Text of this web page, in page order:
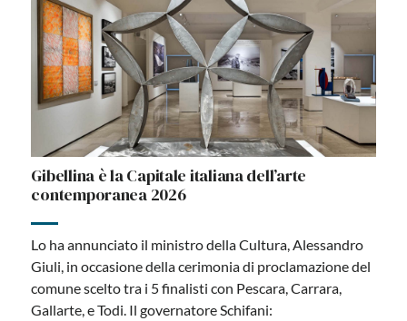
Gibellina è la Capitale italiana dell’arte
contemporanea 2026
Lo ha annunciato il ministro della Cultura, Alessandro
Giuli, in occasione della cerimonia di proclamazione del
comune scelto tra i 5 finalisti con Pescara, Carrara,
Gallarte, e Todi. Il governatore Schifani: